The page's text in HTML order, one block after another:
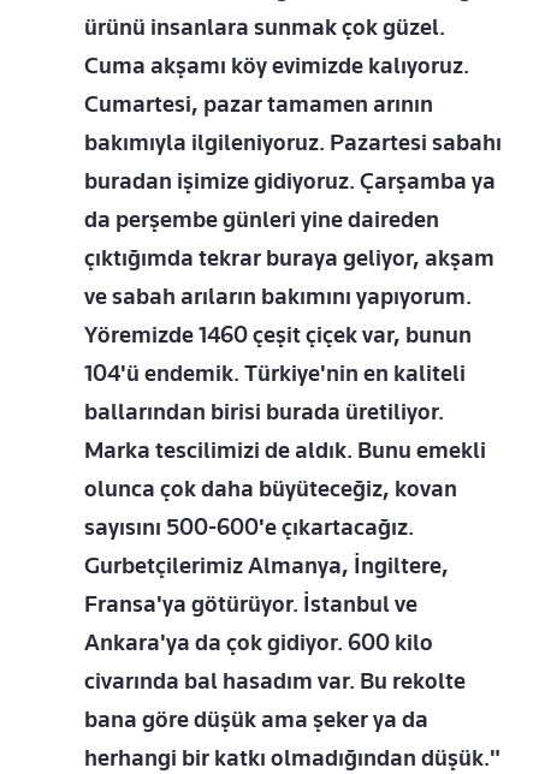
ürünü insanlara sunmak çok güzel.
Cuma akşamı köy evimizde kalıyoruz.
Cumartesi, pazar tamamen arının
bakımıyla ilgileniyoruz. Pazartesi sabahı
buradan işimize gidiyoruz. Çarşamba ya
da perşembe günleri yine daireden
çıktığımda tekrar buraya geliyor, akşam
ve sabah arıların bakımını yapıyorum.
Yöremizde 1460 çeşit çiçek var, bunun
104'ü endemik. Türkiye'nin en kaliteli
ballarından birisi burada üretiliyor.
Marka tescilimizi de aldık. Bunu emekli
olunca çok daha büyüteceğiz, kovan
sayısını 500-600'e çıkartacağız.
Gurbetçilerimiz Almanya, İngiltere,
Fransa'ya götürüyor. İstanbul ve
Ankara'ya da çok gidiyor. 600 kilo
civarında bal hasadım var. Bu rekolte
bana göre düşük ama şeker ya da
herhangi bir katkı olmadığından düşük."